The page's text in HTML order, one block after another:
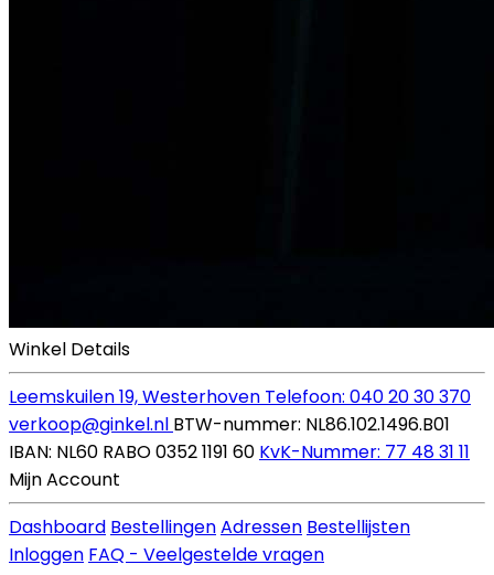
Winkel Details
Leemskuilen 19, Westerhoven Telefoon: 040 20 30 370
verkoop@ginkel.nl BTW-nummer: NL86.102.1496.B01
IBAN: NL60 RABO 0352 1191 60 KvK-Nummer: 77 48 31 11
Mijn Account
Dashboard BestellingenAdressen Bestellijsten
Inloggen FAQ - Veelgestelde vragen